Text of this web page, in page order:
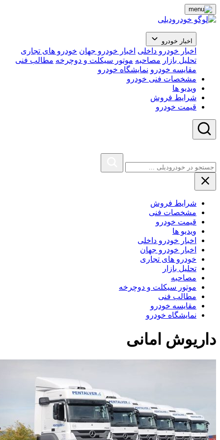
اخبار خودرو
اخبار خودرو داخلی اخبار خودرو جهان خودرو های تجاری
تحلیل بازار مصاحبه موتور سیکلت و دوچرخه مطالب فنی
مقایسه خودرو نمایشگاه خودرو
مشخصات فنی خودرو
ویدیو ها
شرایط فروش
قیمت خودرو
شرایط فروش
مشخصات فنی
قیمت خودرو
ویدیو ها
اخبار خودرو داخلی
اخبار خودرو جهان
خودرو های تجاری
تحلیل بازار
مصاحبه
موتور سیکلت و دوچرخه
مطالب فنی
مقایسه خودرو
نمایشگاه خودرو
امانی